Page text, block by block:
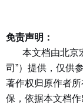
免责声明：
本文档由北京
司”）提供，仅供
著作权归原作者
保，依据本文档作